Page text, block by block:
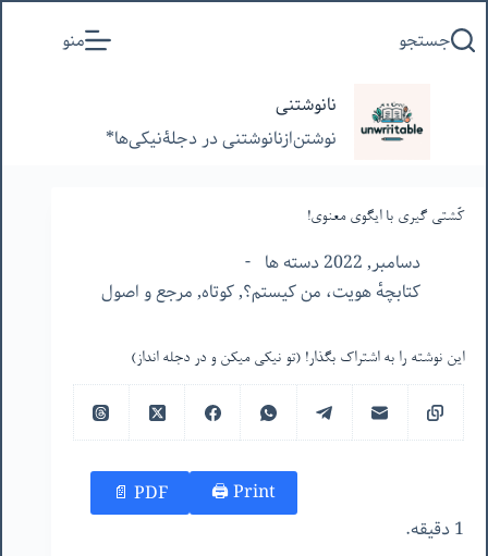
به
جستجو منو
نانوشتنی
نوشتن‌از‌نانوشتنی‌ در‌ دجلۀنیکی‌ها*
کُشتی گیری با ایگوی معنوی!
دسامبر, 2022 دسته ها
کتابچهٔ هویت، من کیستم؟,کوتاه,مرجع و اصول
این نوشته را به اشتراک بگذار! (تو نیکی میکن و در دجله انداز)
Print 🖨
PDF 📄
1 دقیقه.